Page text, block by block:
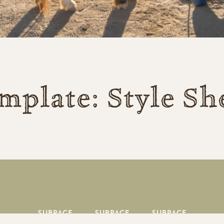
Style
SUBPAGE SUBPAGE SUBPAGE